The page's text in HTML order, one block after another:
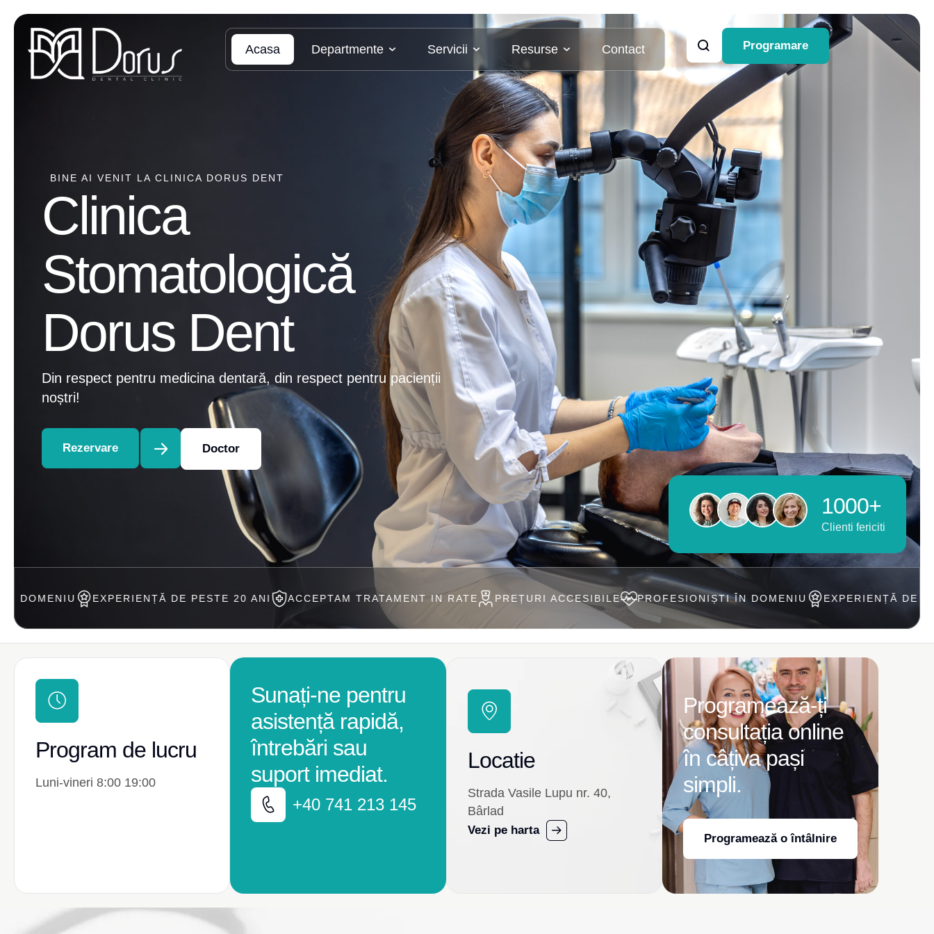
Acasa Departmente Servicii Resurse Contact Programare
BINE AI VENIT LA CLINICA DORUS DENT
Clinica
Stomatologică
Dorus Dent
Din respect pentru medicina dentară, din respect pentru pacienții
noștri!
Rezervare Doctor
1000+
Clienti fericiti
EXPERIENȚĂ DE PESTE 20 ANI ACCEPTAM TRATAMENT IN RATE PREȚURI ACCESIBILE PROFESIONIȘTI ÎN DOMENIU EXPERIENȚĂ DE PESTE 20 ANI
Program de lucru
Luni-vineri 8:00 19:00
Sunați-ne pentru
asistență rapidă,
întrebări sau
suport imediat.
+40 741 213 145
Locatie
Strada Vasile Lupu nr. 40,
Bârlad
Vezi pe harta
Programează-ți
consultația online
în câțiva pași
simpli.
Programează o întâlnire